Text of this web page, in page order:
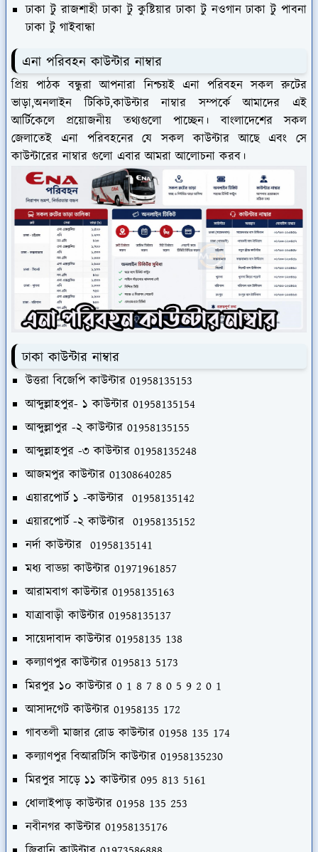
ঢাকা টু রাজশাহী ঢাকা টু কুষ্টিয়ার ঢাকা টু নওগান ঢাকা টু পাবনা
ঢাকা টু গাইবান্ধা
এনা পরিবহন কাউন্টার নাম্বার
প্রিয় পাঠক বন্ধুরা আপনারা নিশ্চয়ই এনা পরিবহন সকল রুটের
ভাড়া,অনলাইন টিকিট,কাউন্টার নাম্বার সম্পর্কে আমাদের এই
আর্টিকেলে প্রয়োজনীয় তথ্যগুলো পাচ্ছেন। বাংলাদেশের সকল
জেলাতেই এনা পরিবহনের যে সকল কাউন্টার আছে এবং সে
কাউন্টারের নাম্বার গুলো এবার আমরা আলোচনা করব।
ঢাকা কাউন্টার নাম্বার
উত্তরা বিজেপি কাউন্টার 01958135153
আব্দুল্লাহপুর- ১ কাউন্টার 01958135154
আব্দুল্লাপুর -২ কাউন্টার 01958135155
আব্দুল্লাহপুর -৩ কাউন্টার 01958135248
আজমপুর কাউন্টার 01308640285
এয়ারপোর্ট ১ -কাউন্টার 01958135142
এয়ারপোর্ট -২ কাউন্টার 01958135152
নর্দা কাউন্টার 01958135141
মধ্য বাড্ডা কাউন্টার 01971961857
আরামবাগ কাউন্টার 01958135163
যাত্রাবাড়ী কাউন্টার 01958135137
সায়েদাবাদ কাউন্টার 01958135 138
কল্যাণপুর কাউন্টার 0195813 5173
মিরপুর ১০ কাউন্টার 0 1 8 7 8 0 5 9 2 0 1
আসাদগেট কাউন্টার 01958135 172
গাবতলী মাজার রোড কাউন্টার 01958 135 174
কল্যাণপুর বিআরটিসি কাউন্টার 01958135230
মিরপুর সাড়ে ১১ কাউন্টার 095 813 5161
ধোলাইপাড় কাউন্টার 01958 135 253
নবীনগর কাউন্টার 01958135176